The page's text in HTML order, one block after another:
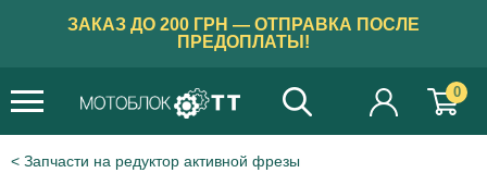
ЗАКАЗ ДО 200 ГРН — ОТПРАВКА ПОСЛЕ
ПРЕДОПЛАТЫ!
0
Запчасти на редуктор активной фрезы